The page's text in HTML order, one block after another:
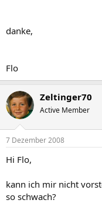
danke,
Flo
Zeltinger70
Active Member
7 Dezember 2008
Hi Flo,
kann ich mir nicht
so schwach?